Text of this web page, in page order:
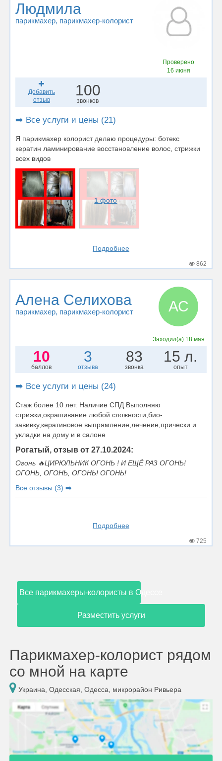
Людмила
парикмахер, парикмахер-колорист
Проверено
16 июня
Добавить
отзыв
100
звонков
➡️ Все услуги и цены (21)
Я парикмахер колорист делаю процедуры: ботекс
кератин ламинирование восстановление волос, стрижки
всех видов
1 фото
Подробнее
862
Алена Селихова
парикмахер, парикмахер-колорист АС
Заходил(а) 18 мая
10
баллов
3
отзыва
83
звонка
15 л.
опыт
➡️ Все услуги и цены (24)
Стаж более 10 лет. Наличие СПД Выполняю
стрижки,окрашивание любой сложности,био-
завивку,кератиновое выпрямление,лечение,прически и
укладки на дому и в салоне
Рогатый, отзыв от 27.10.2024:
Огонь 🔥ЦИРЮЛЬНИК ОГОНЬ ! И ЕЩЁ РАЗ ОГОНЬ!
ОГОНЬ, ОГОНЬ, ОГОНЬ! ОГОНЬ!
Все отзывы (3) ➡️
Подробнее
725
Все парикмахеры-колористы в Одессе
Разместить услуги
Парикмахер-колорист рядом
со мной на карте
Украина, Одесская, Одесса, микрорайон Ривьера